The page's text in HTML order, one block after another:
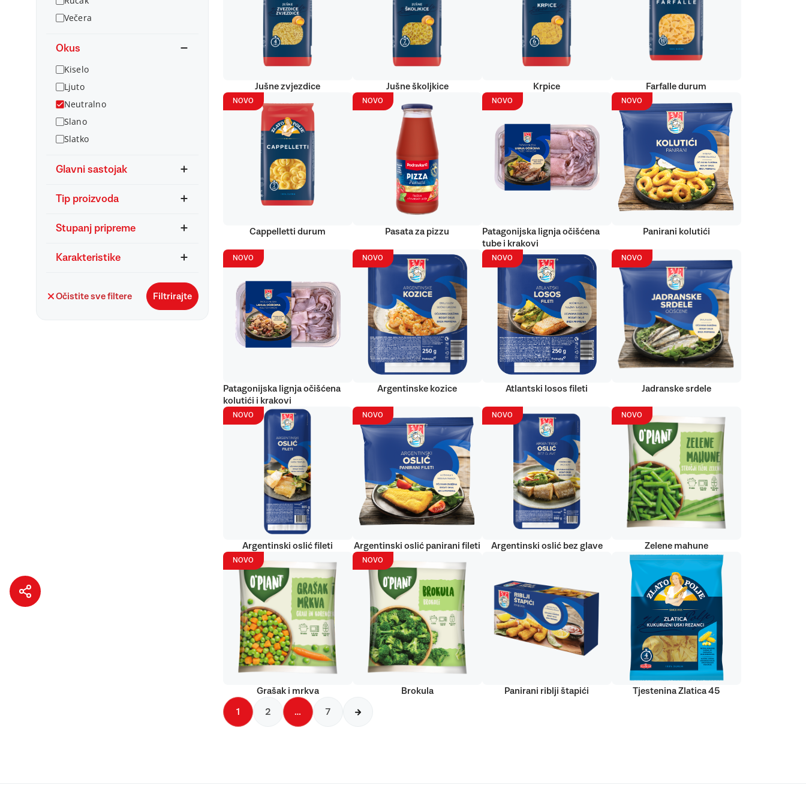
Večera
Okus
Kiselo
Ljuto
Neutralno
Slano
Slatko
Glavni sastojak
Tip proizvoda
Stupanj pripreme
Karakteristike
Očistite sve filtere Filtrirajte
Jušne zvjezdice Jušne školjkice Krpice Farfalle durum
NOVO
Cappelletti durum
NOVO
Pasata za pizzu
NOVO
Patagonijska lignja očišćena
tube i krakovi
NOVO
Panirani kolutići
NOVO
Patagonijska lignja očišćena
kolutići i krakovi
NOVO
Argentinske kozice
NOVO
Atlantski losos fileti
NOVO
Jadranske srdele
NOVO
Argentinski oslić fileti
NOVO
Argentinski oslić panirani fileti
NOVO
Argentinski oslić bez glave
NOVO
Zelene mahune
NOVO
Grašak i mrkva
NOVO
Brokula Panirani riblji štapići Tjestenina Zlatica 45
1 2 … 7